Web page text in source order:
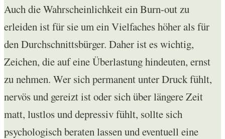
Auch die Wahrscheinlichkeit ein Burn-out zu
erleiden ist für sie um ein Vielfaches höher als für
den Durchschnittsbürger. Daher ist es wichtig,
Zeichen, die auf eine Überlastung hindeuten, ernst
zu nehmen. Wer sich permanent unter Druck fühlt,
nervös und gereizt ist oder sich über längere Zeit
matt, lustlos und depressiv fühlt, sollte sich
psychologisch beraten lassen und eventuell eine